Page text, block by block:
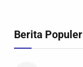
Berita Populer